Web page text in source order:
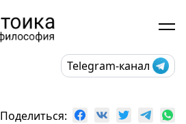
Telegram-канал
Поделиться: